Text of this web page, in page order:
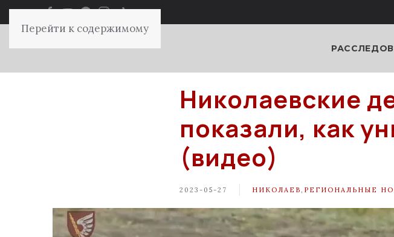
Перейти к содержимому
Николаевские
показали, как
(видео)
2023-05-27 НИКОЛАЕВ РЕГИОНАЛЬНЫЕ